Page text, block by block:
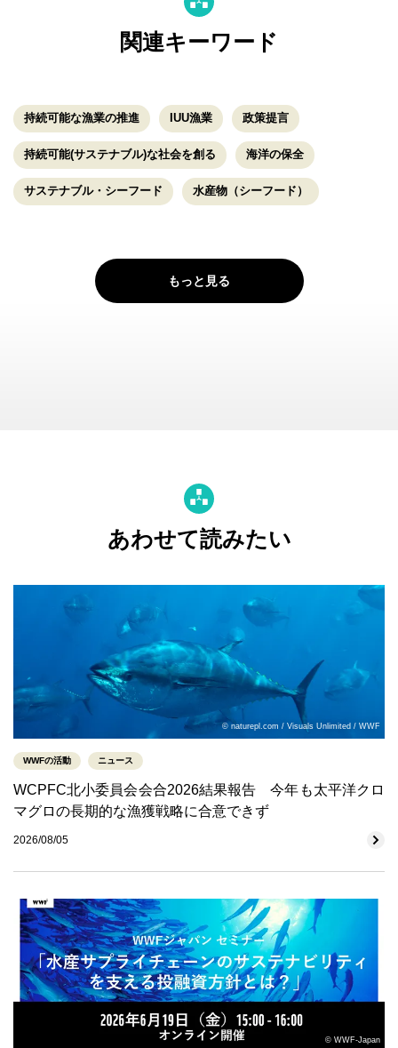
関連キーワード
持続可能な漁業の推進 IUU漁業 政策提言
持続可能(サステナブル)な社会を創る 海洋の保全
サステナブル・シーフード 水産物（シーフード）
もっと見る
あわせて読みたい
© naturepl.com / Visuals Unlimited / WWF
WWFの活動 ニュース
WCPFC北小委員会会合2026結果報告 今年も太平洋クロ
マグロの長期的な漁獲戦略に合意できず
2026/08/05
© WWF-Japan